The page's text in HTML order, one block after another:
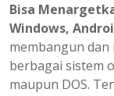
Bisa
Windows,
membangun
berbagai sistem
maupun DOS.